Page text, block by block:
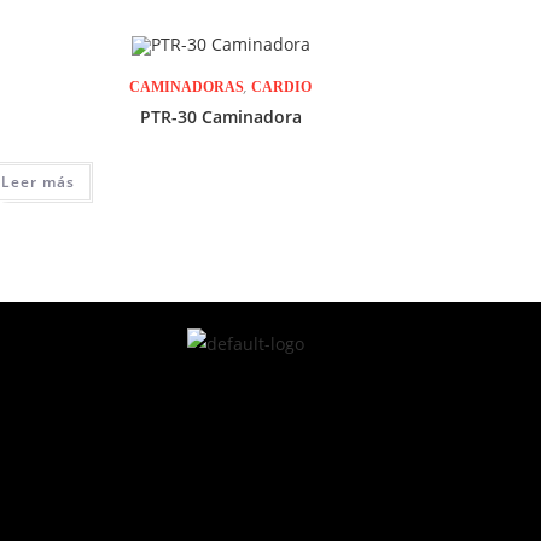
CAMINADORAS,CARDIO
PTR-30 Caminadora
Leer más